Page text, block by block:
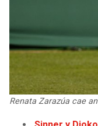
Renata Zarazúa cae